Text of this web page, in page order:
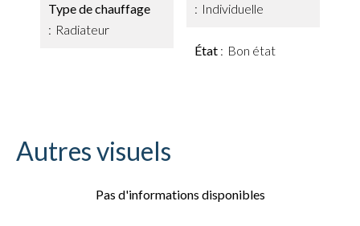
Type de chauffage
Radiateur
Individuelle
État Bon état
Autres visuels
Pas d'informations disponibles